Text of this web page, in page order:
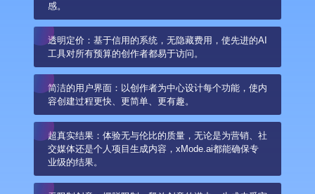
感。
透明定价：基于信用的系统，无隐藏费用，使先进的AI
工具对所有预算的创作者都易于访问。
简洁的用户界面：以创作者为中心设计每个功能，使内
容创建过程更快、更简单、更有趣。
超真实结果：体验无与伦比的质量，无论是为营销、社
交媒体还是个人项目生成内容，xMode.ai都能确保专
业级的结果。